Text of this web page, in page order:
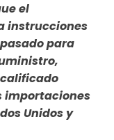
el
instrucciones
para
importaciones
Unidos y